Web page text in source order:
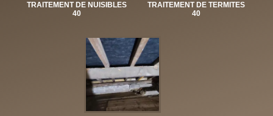
TRAITEMENT DE NUISIBLES
40
TRAITEMENT DE TERMITES
40